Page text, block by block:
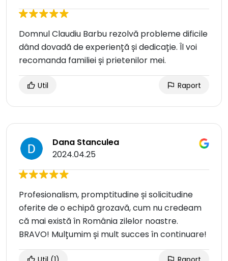
Domnul Claudiu Barbu rezolvă probleme dificile
dând dovadă de experiență și dedicație. Îl voi
recomanda familiei și prietenilor mei.
Util Raport
Dana Stanculea
2024.04.25
Profesionalism, promptitudine și solicitudine
oferite de o echipă grozavă, cum nu credeam
că mai există în România zilelor noastre.
BRAVO! Mulțumim și mult succes în continuare!